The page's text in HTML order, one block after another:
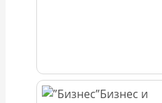
Бизнес и